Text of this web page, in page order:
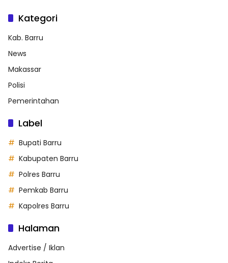
Kategori
Kab. Barru
News
Makassar
Polisi
Pemerintahan
Label
Bupati Barru
Kabupaten Barru
Polres Barru
Pemkab Barru
Kapolres Barru
Halaman
Advertise / Iklan